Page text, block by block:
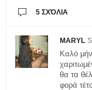
5 ΣΧΌΛΙΑ
MARYL
Καλό
θα τα
φορά